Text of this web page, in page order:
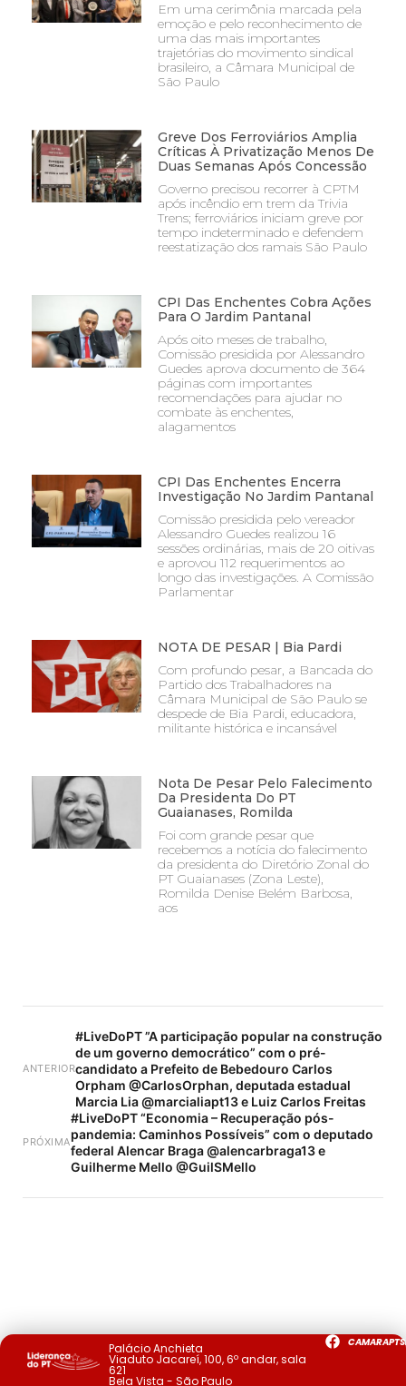
Em uma cerimônia marcada pela
emoção e pelo reconhecimento de
uma das mais importantes
trajetórias do movimento sindical
brasileiro, a Câmara Municipal de
São Paulo
Greve Dos Ferroviários Amplia
Críticas À Privatização Menos De
Duas Semanas Após Concessão
Governo precisou recorrer à CPTM
após incêndio em trem da Trivia
Trens; ferroviários iniciam greve por
tempo indeterminado e defendem
reestatização dos ramais São Paulo
CPI Das Enchentes Cobra Ações
Para O Jardim Pantanal
Após oito meses de trabalho,
Comissão presidida por Alessandro
Guedes aprova documento de 364
páginas com importantes
recomendações para ajudar no
combate às enchentes,
alagamentos
CPI Das Enchentes Encerra
Investigação No Jardim Pantanal
Comissão presidida pelo vereador
Alessandro Guedes realizou 16
sessões ordinárias, mais de 20 oitivas
e aprovou 112 requerimentos ao
longo das investigações. A Comissão
Parlamentar
NOTA DE PESAR | Bia Pardi
Com profundo pesar, a Bancada do
Partido dos Trabalhadores na
Câmara Municipal de São Paulo se
despede de Bia Pardi, educadora,
militante histórica e incansável
Nota De Pesar Pelo Falecimento
Da Presidenta Do PT
Guaianases, Romilda
Foi com grande pesar que
recebemos a notícia do falecimento
da presidenta do Diretório Zonal do
PT Guaianases (Zona Leste),
Romilda Denise Belém Barbosa,
aos
ANTERIOR
#LiveDoPT ”A participação popular na construção
de um governo democrático” com o pré-
candidato a Prefeito de Bebedouro Carlos
Orpham @CarlosOrphan, deputada estadual
Marcia Lia @marcialiapt13 e Luiz Carlos Freitas
PRÓXIMA
#LiveDoPT “Economia – Recuperação pós-
pandemia: Caminhos Possíveis” com o deputado
federal Alencar Braga @alencarbraga13 e
Guilherme Mello @GuilSMello
Palácio Anchieta
Viaduto Jacareí, 100, 6º andar, sala
621
Bela Vista - São Paulo